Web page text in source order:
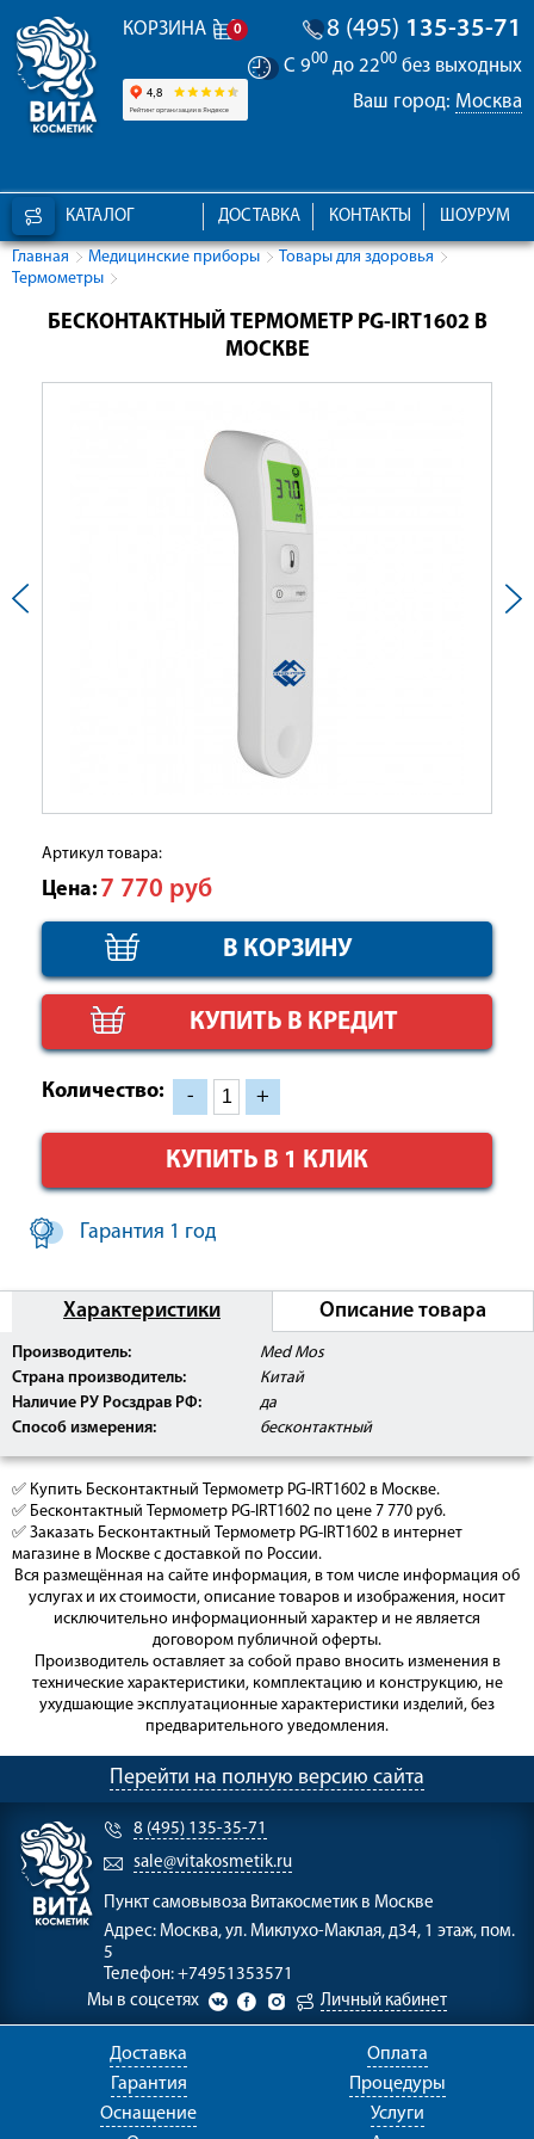
КОРЗИНА 0 8 (495) 135-35-71
С 900 до 2200 без выходных
Ваш город: Москва
КАТАЛОГ ШОУРУМ
КОНТАКТЫ
ДОСТАВКА
Главная Медицинские приборы
Товары для здоровья
Термометры
БЕСКОНТАКТНЫЙ ТЕРМОМЕТР PG-IRT1602 В
МОСКВЕ
Артикул товара:
Цена: 7 770 руб
КУПИТЬ В КРЕДИТ
Количество: - +
КУПИТЬ В 1 КЛИК
Гарантия 1 год
Характеристики Описание товара
Производитель:
Med Mos
Страна производитель:
Китай
Наличие РУ Росздрав РФ:
да
Способ измерения:
бесконтактный
Данное изделие прошло клинические
испытания, имеет Регистрационное Удостоверение
Росздравнадзора РФ, а также сертификат
соответствия РОСТ, может быть использовано в
медицинских центрах, ЛПУ, а так же
косметологических салонах.
✅ Купить Бесконтактный Термометр PG-IRT1602 в Москве.
✅ Бесконтактный Термометр PG-IRT1602 по цене 7 770 руб.
✅ Заказать Бесконтактный Термометр PG-IRT1602 в интернет
магазине в Москве с доставкой по России.
Вся размещённая на сайте информация, в том числе информация об
услугах и их стоимости, описание товаров и изображения, носит
исключительно информационный характер и не является
договором публичной оферты.
Производитель оставляет за собой право вносить изменения в
технические характеристики, комплектацию и конструкцию, не
ухудшающие эксплуатационные характеристики изделий, без
предварительного уведомления.
Перейти на полную версию сайта
8 (495) 135-35-71
sale@vitakosmetik.ru
Пункт самовывоза Витакосметик в Москве
Адрес: Москва, ул. Миклухо-Маклая, д34, 1 этаж, пом.
5
Телефон: +74951353571
Мы в соцсетях
Личный кабинет
Доставка
Оплата
Гарантия
Процедуры
Оснащение
Услуги